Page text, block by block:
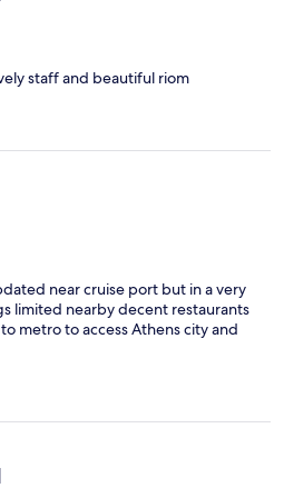
staff and beautiful riom
near cruise port but in a very
limited nearby decent restaurants
metro to access Athens city and